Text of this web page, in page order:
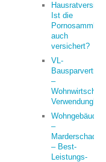
Ist die
auch
versichert?
VL-
Bausparvertrag
–
Verwendung?
Wohngebäude
–
Marderschaden
– Best-
Leistungs-